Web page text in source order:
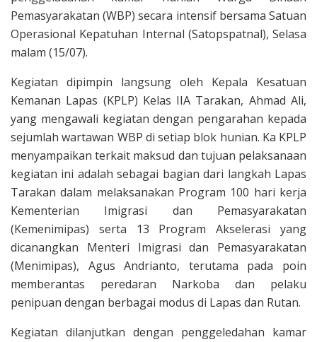
Pemasyarakatan (WBP) secara intensif bersama Satuan
Operasional Kepatuhan Internal (Satopspatnal), Selasa
malam (15/07).
Kegiatan dipimpin langsung oleh Kepala Kesatuan
Kemanan Lapas (KPLP) Kelas IIA Tarakan, Ahmad Ali,
yang mengawali kegiatan dengan pengarahan kepada
sejumlah wartawan WBP di setiap blok hunian. Ka KPLP
menyampaikan terkait maksud dan tujuan pelaksanaan
kegiatan ini adalah sebagai bagian dari langkah Lapas
Tarakan dalam melaksanakan Program 100 hari kerja
Kementerian Imigrasi dan Pemasyarakatan
(Kemenimipas) serta 13 Program Akselerasi yang
dicanangkan Menteri Imigrasi dan Pemasyarakatan
(Menimipas), Agus Andrianto, terutama pada poin
memberantas peredaran Narkoba dan pelaku
penipuan dengan berbagai modus di Lapas dan Rutan.
Kegiatan dilanjutkan dengan penggeledahan kamar